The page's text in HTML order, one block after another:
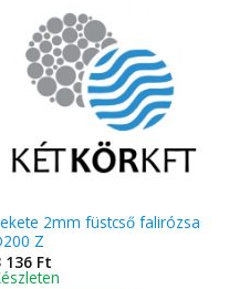
2mm füstcső falirózsa
Z
136 Ft